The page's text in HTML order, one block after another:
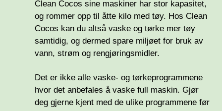
Clean Cocos sine maskiner har stor kapasitet,
og rommer opp til åtte kilo med tøy. Hos Clean
Cocos kan du altså vaske og tørke mer tøy
samtidig, og dermed spare miljøet for bruk av
vann, strøm og rengjøringsmidler.
Det er ikke alle vaske- og tørkeprogrammene
hvor det anbefales å vaske full maskin. Gjør
deg gjerne kjent med de ulike programmene før